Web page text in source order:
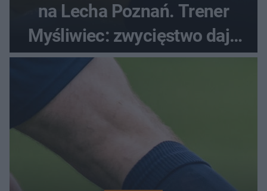
na Lecha Poznań. Trener
Myśliwiec: zwycięstwo daje
satysfakcję